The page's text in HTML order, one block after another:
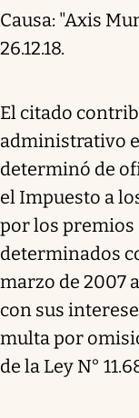
Causa: "Axis
26.12.18.
El citado
administrativo
determinó de
el Impuesto a
por los premios
determinados
marzo de 2007
con sus
multa por
de la Ley N°